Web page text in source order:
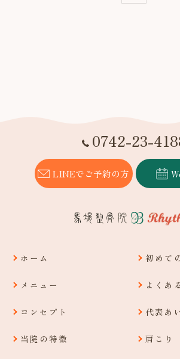
0742-23-
LINEでご予約の方
ホーム 初めて
メニュー よくあ
コンセプト 代表あ
当院の特徴 肩こり